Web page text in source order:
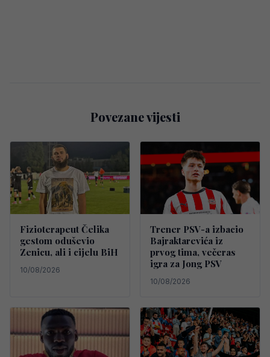
Povezane vijesti
Fizioterapeut Čelika
gestom oduševio
Zenicu, ali i cijelu BiH
10/08/2026
Trener PSV-a izbacio
Bajraktarevića iz
prvog tima, večeras
igra za Jong PSV
10/08/2026